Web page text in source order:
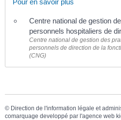
Pour en savoir plus
Centre national de gestion
personnels hospitaliers de
Centre national de gestion des
personnels de direction de la
(CNG)
© Direction de l'information légale et
comarquage developpé par l'agence web